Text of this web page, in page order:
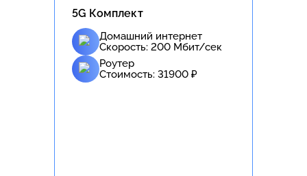
5G Комплект
Домашний интернет
Скорость: 200 Мбит/сек
Роутер
Стоимость: 31900 ₽